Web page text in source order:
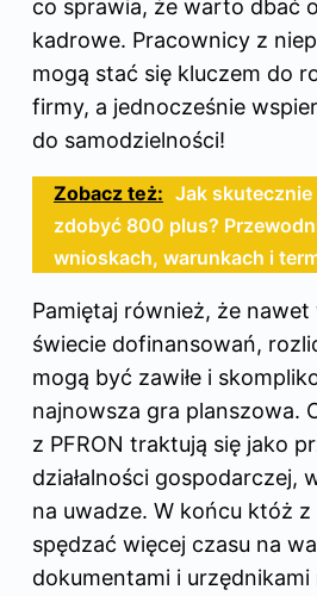
co sprawia, że warto dbać
kadrowe. Pracownicy z
mogą stać się kluczem do
firmy, a jednocześnie
do samodzielności!
Zobacz też: Jak skutecznie
zdobyć 800 plus?
wnioskach, warunkach i
Pamiętaj również, że
świecie dofinansowań,
mogą być zawiłe i
najnowsza gra planszowa.
z PFRON traktują się jako
działalności gospodarczej,
na uwadze. W końcu któż z
spędzać więcej czasu na
dokumentami i urzędnikami